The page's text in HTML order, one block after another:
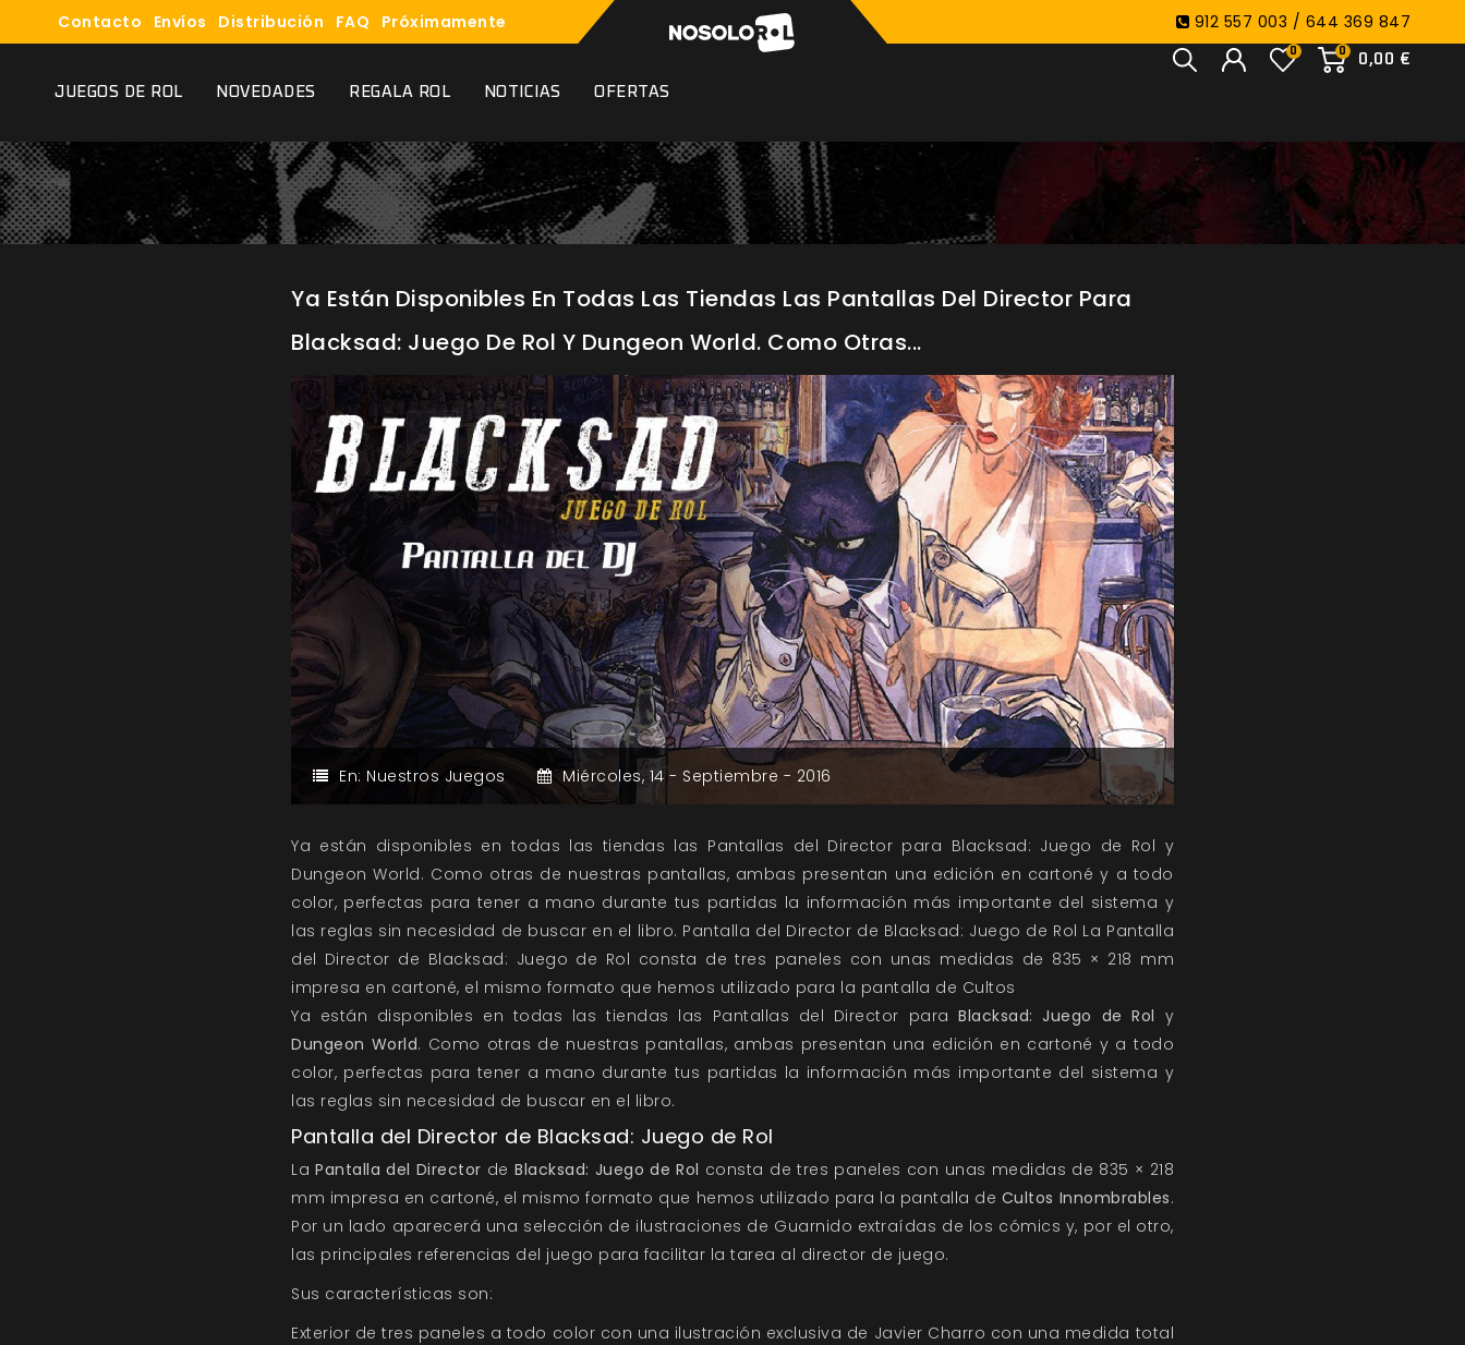
Contacto Envíos Distribución FAQ Próximamente 912 557 003 / 644 369 847
0
0,00 €
0
JUEGOS DE ROL NOVEDADES REGALA ROL NOTICIAS OFERTAS
Ya Están Disponibles En Todas Las Tiendas Las Pantallas Del Director Para
Blacksad: Juego De Rol Y Dungeon World. Como Otras...
En: Nuestros Juegos Miércoles, 14 - Septiembre - 2016
Ya están disponibles en todas las tiendas las Pantallas del Director para Blacksad: Juego de Rol y
Dungeon World. Como otras de nuestras pantallas, ambas presentan una edición en cartoné y a todo
color, perfectas para tener a mano durante tus partidas la información más importante del sistema y
las reglas sin necesidad de buscar en el libro. Pantalla del Director de Blacksad: Juego de Rol La Pantalla
del Director de Blacksad: Juego de Rol consta de tres paneles con unas medidas de 835 × 218 mm
impresa en cartoné, el mismo formato que hemos utilizado para la pantalla de Cultos
Ya están disponibles en todas las tiendas las Pantallas del Director paraBlacksad: Juego de Rol y
Dungeon World. Como otras de nuestras pantallas, ambas presentan una edición en cartoné y a todo
color, perfectas para tener a mano durante tus partidas la información más importante del sistema y
las reglas sin necesidad de buscar en el libro.
Pantalla del Director de Blacksad: Juego de Rol
LaPantalla del Director deBlacksad: Juego de Rol consta de tres paneles con unas medidas de 835 × 218
mm impresa en cartoné, el mismo formato que hemos utilizado para la pantalla de Cultos Innombrables.
Por un lado aparecerá una selección de ilustraciones de Guarnido extraídas de los cómics y, por el otro,
las principales referencias del juego para facilitar la tarea al director de juego.
Sus características son:
Exterior de tres paneles a todo color con una ilustración exclusiva de Javier Charro con una medida total